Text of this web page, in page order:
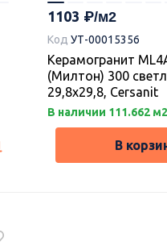
1103
Код УТ-00015356
Керамогранит
(Милтон) 300
29,8х29,8, Cersanit
В наличии 111.662 м2
В